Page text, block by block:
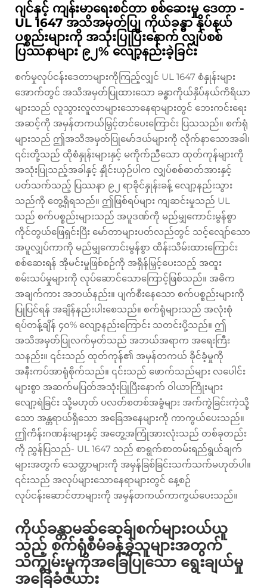
ဂျင်နှင့် ကျန်းမာရေးစင်တာ စစ်ဆေးမှု ဒေတာ -
UL 1647 အသိအမှတ်ပြု ကိုယ်ခန္ဓာ နှိပ်နယ်
ပစ္စည်းများကို အသုံးပြုပြီးနောက် လျှပ်စစ်
ပြဿနာများ ၉၂% လျော့နည်းခဲ့ခြင်း
စက်မှုလုပ်ငန်းဒေတာများကိုကြည့်လျှင် UL 1647 စံနှုန်းများ
အောက်တွင် အသိအမှတ်ပြုထားသော ခန္ဓာကိုယ်နှိပ်နယ်ကိရိယာ
များသည် လူသွားလူလာများသောနေရာများတွင် ဘေးကင်းရေး
အဆင့်ကို အမှန်တကယ်မြှင့်တင်ပေးကြောင်း ပြသသည်။ စက်ရုံ
များသည် ဤအသိအမှတ်ပြုမော်ဒယ်များကို လိုက်နာသောအခါ၊
၎င်းတို့သည် ထိုစံနှုန်းများနှင့် မကိုက်ညီသော ထုတ်ကုန်များကို
အသုံးပြုသည့်အခါနှင့် နှိုင်းယှဉ်ပါက လျှပ်စစ်ဓာတ်အားနှင့်
ပတ်သက်သည့် ပြဿနာ ၉၂ ရာခိုင်နှုန်းခန့် လျော့နည်းသွား
သည်ကို တွေ့ရှိရသည်။ ဤဖြစ်ရပ်များ ကျဆင်းမှုသည် UL
သည် စက်ပစ္စည်းများသည် အပူဒဏ်ကို မည်မျှကောင်းမွန်စွာ
ကိုင်တွယ်ဖြေရှင်းပြီး မော်တာများပတ်လည်တွင် သင့်လျော်သော
အပူလျှပ်ကာကို မည်မျှကောင်းမွန်စွာ ထိန်းသိမ်းထားကြောင်း
စစ်ဆေးရန် အိုမင်းမှုဖြစ်စဉ်ကို အရှိန်မြှင့်ပေးသည့် အထူး
စမ်းသပ်မှုများကို လုပ်ဆောင်သောကြောင့်ဖြစ်သည်။ အဓိက
အချက်ကား အဘယ်နည်း။ ပျက်စီးနေသော စက်ပစ္စည်းများကို
ပြုပြင်ရန် အချိန်နည်းပါးစေသည်။ စက်ရုံများသည် အလုံးစုံ
ရပ်တန့်ချိန် ၄၀% လျော့နည်းကြောင်း သတင်းပို့သည်။ ဤ
အသိအမှတ်ပြုလက်မှတ်သည် အဘယ်အရာက အရေးကြီး
သနည်း။ ၎င်းသည် ထုတ်ကုန်၏ အမှန်တကယ် ခိုင်ခံ့မှုကို
အနီးကပ်အာရုံစိုက်သည်။ ၎င်းသည် ဖောက်သည်များ လပေါင်း
များစွာ အဆက်မပြတ်အသုံးပြုပြီးနောက် ဝါယာကြိုးများ
လျော့ရဲခြင်း သို့မဟုတ် ပလတ်စတစ်အခွံများ အက်ကွဲခြင်းကဲ့သို့
သော အန္တရာယ်ရှိသော အခြေအနေများကို ကာကွယ်ပေးသည်။
ဤကိန်းဂဏန်းများနှင့် အတွေ့အကြုံအားလုံးသည် တစ်ခုတည်း
ကို ညွှန်ပြသည်- UL 1647 သည် စာရွက်စာတမ်းရည်ရွယ်ချက်
များအတွက် သေတ္တာများကို အမှန်ခြစ်ခြင်းသက်သက်မဟုတ်ပါ။
၎င်းသည် အလုပ်များသောနေရာများတွင် နေ့စဉ်
လုပ်ငန်းဆောင်တာများကို အမှန်တကယ်ကာကွယ်ပေးသည်။
ကိုယ်ခန္တာမဆ်ဆေ့ခ်ျစက်များဝယ်ယူ
သည့် စက်ရုံစီမံခန့်ခွဲသူများအတွက်
သိကျွမ်းမှုကိုအခြေပြုသော ရွေးချယ်မှု
အခြေခံဇယား